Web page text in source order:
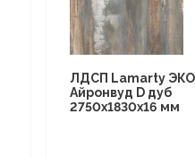
ЛДСП Lamarty ЭКО
Айронвуд D дуб
2750х1830х16 мм